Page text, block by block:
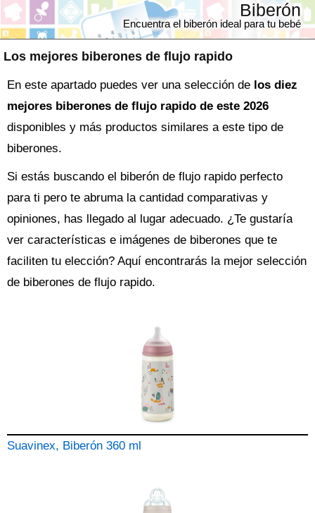
Los mejores biberones de flujo rapido
Biberón
Encuentra el biberón ideal para tu bebé
En este apartado puedes ver una selección de los diez
mejores biberones de flujo rapido de este 2026
disponibles y más productos similares a este tipo de
biberones.
Si estás buscando el biberón de flujo rapido perfecto
para ti pero te abruma la cantidad comparativas y
opiniones, has llegado al lugar adecuado. ¿Te gustaría
ver características e imágenes de biberones que te
faciliten tu elección? Aquí encontrarás la mejor selección
de biberones de flujo rapido.
Suavinex, Biberón 360 ml